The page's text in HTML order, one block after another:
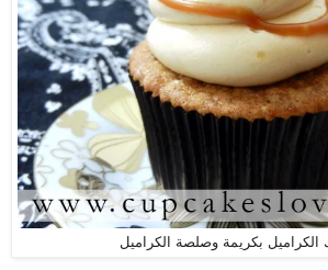
بكريمة وصلصة الكراميل